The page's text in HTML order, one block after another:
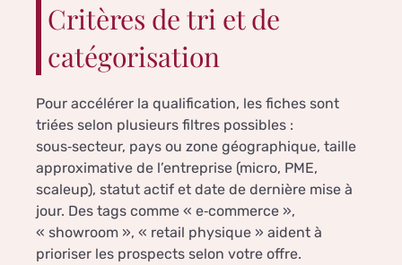
Critères de tri et de
catégorisation
Pour accélérer la qualification, les fiches sont
triées selon plusieurs filtres possibles :
sous‑secteur, pays ou zone géographique, taille
approximative de l’entreprise (micro, PME,
scaleup), statut actif et date de dernière mise à
jour. Des tags comme « e‑commerce »,
« showroom », « retail physique » aident à
prioriser les prospects selon votre offre.